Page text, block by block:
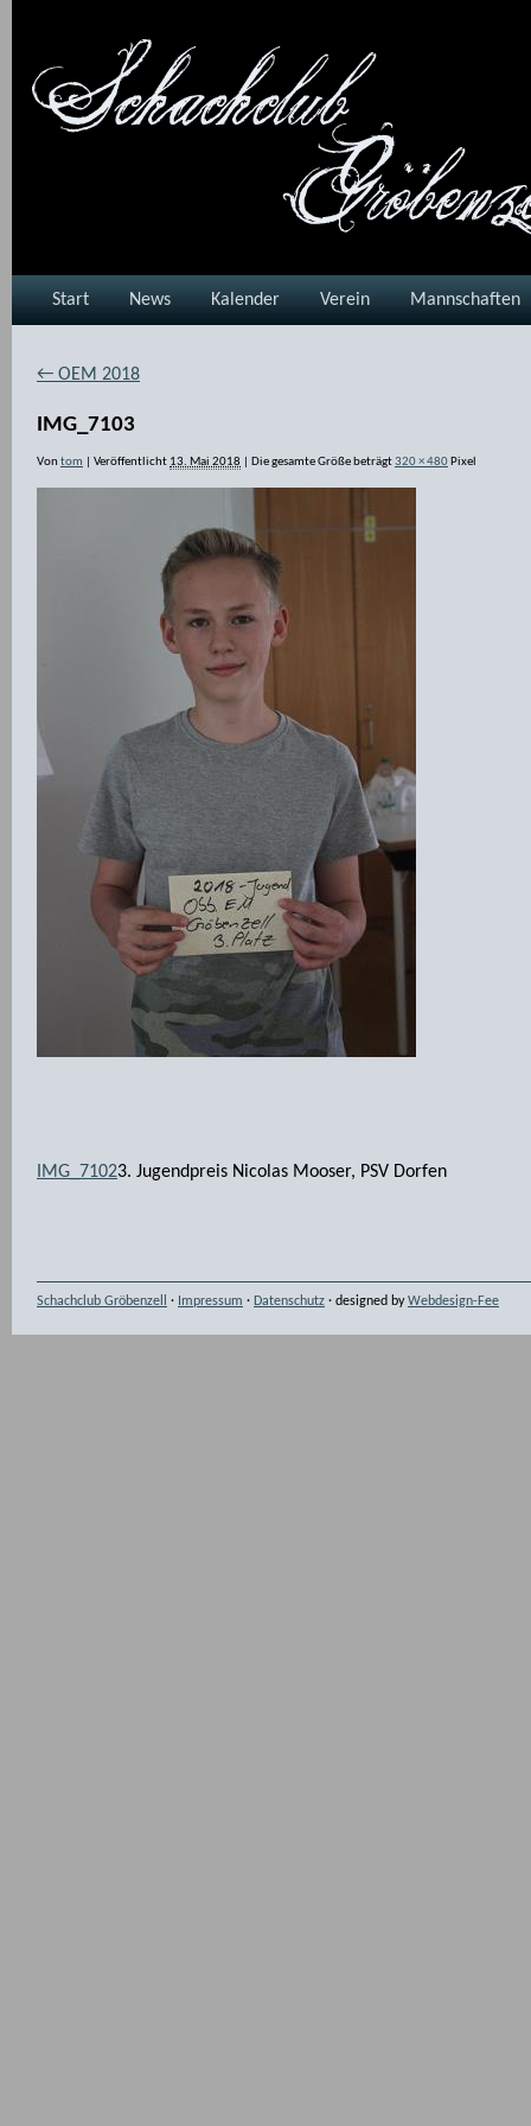
Start News Kalender Verein Mannschaften
← OEM 2018
IMG_7103
Vontom Veröffentlicht 13. Mai 2018 Die gesamte Größe beträgt320 × 480 Pixel
IMG_71023. Jugendpreis Nicolas Mooser, PSV Dorfen
Schachclub Gröbenzell · Impressum · Datenschutz · designed byWebdesign-Fee